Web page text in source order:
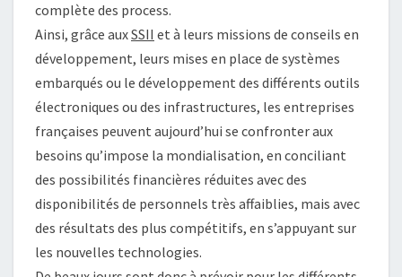
complète des process.
Ainsi, grâce auxSSII et à leurs missions de conseils en
développement, leurs mises en place de systèmes
embarqués ou le développement des différents outils
électroniques ou des infrastructures, les entreprises
françaises peuvent aujourd’hui se confronter aux
besoins qu’impose la mondialisation, en conciliant
des possibilités financières réduites avec des
disponibilités de personnels très affaiblies, mais avec
des résultats des plus compétitifs, en s’appuyant sur
les nouvelles technologies.